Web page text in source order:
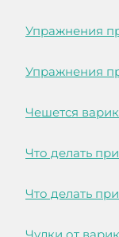
Упражнения
Упражнения
Чешется
Что делать
Что делать